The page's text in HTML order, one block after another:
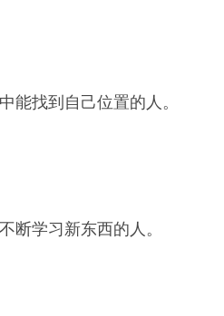
能找到自己位置的人。
断学习新东西的人。